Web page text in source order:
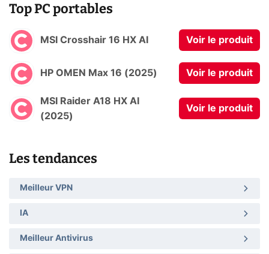
Top PC portables
MSI Crosshair 16 HX AI Voir le produit
HP OMEN Max 16 (2025) Voir le produit
MSI Raider A18 HX AI
(2025)
Voir le produit
Les tendances
Meilleur VPN
IA
Meilleur Antivirus